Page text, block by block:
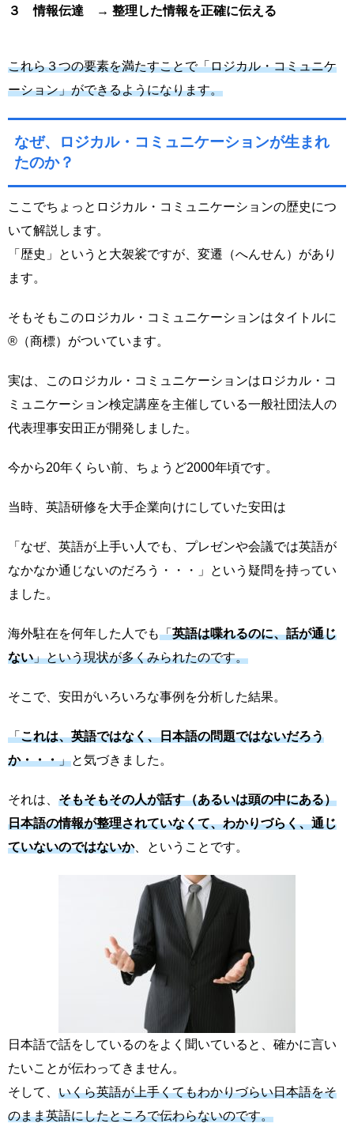
３ 情報伝達 → 整理した情報を正確に伝える
これら３つの要素を満たすことで「ロジカル・コミュニケ
ーション」ができるようになります。
なぜ、ロジカル・コミュニケーションが生まれ
たのか？
ここでちょっとロジカル・コミュニケーションの歴史につ
いて解説します。
「歴史」というと大袈裟ですが、変遷（へんせん）があり
ます。
そもそもこのロジカル・コミュニケーションはタイトルに
®（商標）がついています。
実は、このロジカル・コミュニケーションはロジカル・コ
ミュニケーション検定講座を主催している一般社団法人の
代表理事安田正が開発しました。
今から20年くらい前、ちょうど2000年頃です。
当時、英語研修を大手企業向けにしていた安田は
「なぜ、英語が上手い人でも、プレゼンや会議では英語が
なかなか通じないのだろう・・・」という疑問を持ってい
ました。
海外駐在を何年した人でも「英語は喋れるのに、話が通じ
ない」という現状が多くみられたのです。
そこで、安田がいろいろな事例を分析した結果。
「これは、英語ではなく、日本語の問題ではないだろう
か・・・」と気づきました。
それは、 そもそもその人が話す（あるいは頭の中にある）
日本語の情報が整理されていなくて、わかりづらく、通じ
ていないのではないか、ということです。
日本語で話をしているのをよく聞いていると、確かに言い
たいことが伝わってきません。
そして、 いくら英語が上手くてもわかりづらい日本語をそ
のまま英語にしたところで伝わらないのです。